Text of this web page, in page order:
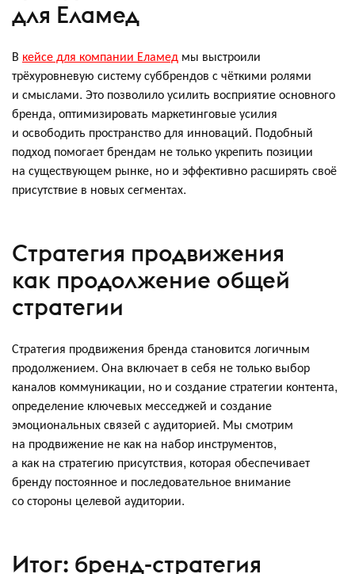
для Еламед
В кейсе для компании Еламед мы выстроили
трёхуровневую систему суббрендов с чёткими ролями
и смыслами. Это позволило усилить восприятие основного
бренда, оптимизировать маркетинговые усилия
и освободить пространство для инноваций. Подобный
подход помогает брендам не только укрепить позиции
на существующем рынке, но и эффективно расширять своё
присутствие в новых сегментах.
Стратегия продвижения
как продолжение общей
стратегии
Стратегия продвижения бренда становится логичным
продолжением. Она включает в себя не только выбор
каналов коммуникации, но и создание стратегии контента,
определение ключевых месседжей и создание
эмоциональных связей с аудиторией. Мы смотрим
на продвижение не как на набор инструментов,
а как на стратегию присутствия, которая обеспечивает
бренду постоянное и последовательное внимание
со стороны целевой аудитории.
Итог: бренд-стратегия